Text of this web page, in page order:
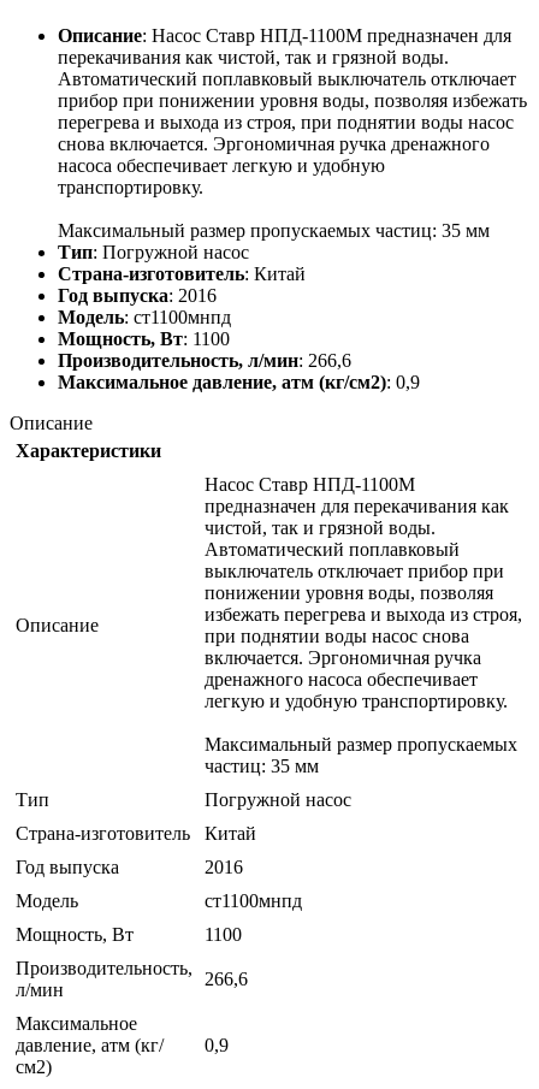
Описание: Насос Ставр НПД-1100М предназначен для
перекачивания как чистой, так и грязной воды.
Автоматический поплавковый выключатель отключает
прибор при понижении уровня воды, позволяя избежать
перегрева и выхода из строя, при поднятии воды насос
снова включается. Эргономичная ручка дренажного
насоса обеспечивает легкую и удобную
транспортировку.
Максимальный размер пропускаемых частиц: 35 мм
Тип: Погружной насос
Страна-изготовитель: Китай
Год выпуска: 2016
Модель: ст1100мнпд
Мощность, Вт: 1100
Производительность, л/мин: 266,6
Максимальное давление, атм (кг/см2): 0,9
Описание
Характеристики
Описание
Насос Ставр НПД-1100М
предназначен для перекачивания как
чистой, так и грязной воды.
Автоматический поплавковый
выключатель отключает прибор при
понижении уровня воды, позволяя
избежать перегрева и выхода из строя,
при поднятии воды насос снова
включается. Эргономичная ручка
дренажного насоса обеспечивает
легкую и удобную транспортировку.
Максимальный размер пропускаемых
частиц: 35 мм
Тип
Погружной насос
Страна-изготовитель
Китай
Год выпуска
2016
Модель
ст1100мнпд
Мощность, Вт
1100
Производительность,
л/мин
266,6
Максимальное
давление, атм (кг/
см2)
0,9